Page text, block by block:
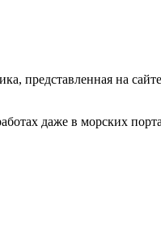
представленная на
даже в морских